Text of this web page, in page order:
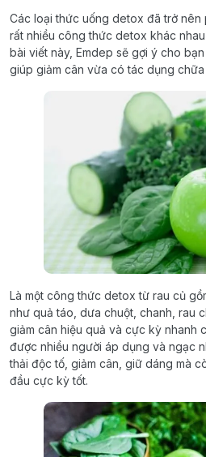
Các loại thức uống detox đã trở nên
rất nhiều công thức detox khác
bài viết này, Emdep sẽ gợi ý cho
giúp giảm cân vừa có tác dụng
Là một công thức detox từ rau củ
như quả táo, dưa chuột, chanh, rau
giảm cân hiệu quả và cực kỳ nhanh
được nhiều người áp dụng và ngạc
thải độc tố, giảm cân, giữ dáng mà
đầu cực kỳ tốt.